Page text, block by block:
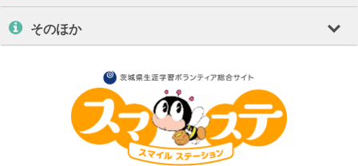
そのほか